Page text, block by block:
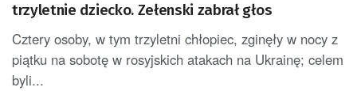
trzyletnie dziecko. Zełenski zabrał głos
Cztery osoby, w tym trzyletni chłopiec, zginęły w nocy z
piątku na sobotę w rosyjskich atakach na Ukrainę; celem
byli...